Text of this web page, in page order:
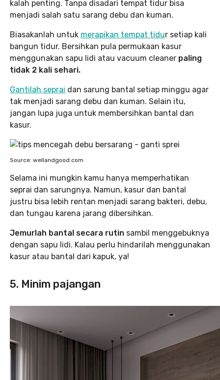
kalah penting. Tanpa disadari tempat tidur bisa
menjadi salah satu sarang debu dan kuman.
Biasakanlah untuk merapikan tempat tidur setiap kali
bangun tidur. Bersihkan pula permukaan kasur
menggunakan sapu lidi atau vacuum cleaner paling
tidak 2 kali sehari.
Gantilah seprai dan sarung bantal setiap minggu agar
tak menjadi sarang debu dan kuman. Selain itu,
jangan lupa juga untuk membersihkan bantal dan
kasur.
Source: wellandgood.com
Selama ini mungkin kamu hanya memperhatikan
seprai dan sarungnya. Namun, kasur dan bantal
justru bisa lebih rentan menjadi sarang bakteri, debu,
dan tungau karena jarang dibersihkan.
Jemurlah bantal secara rutin sambil menggebuknya
dengan sapu lidi. Kalau perlu hindarilah menggunakan
kasur atau bantal dari kapuk, ya!
5. Minim pajangan